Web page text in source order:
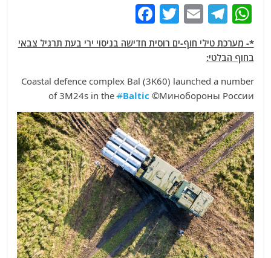
W
at
A
p
p
T
el
e
g
ra
m
E
ai
T
itt
er
c
e
b
o
o
k
*- מערכת טילי חוף-ים רוסית חדישה בניסוי ירי בעת תרגיל צבאי
בחוף הבלטי:
Coastal defence complex Bal (3K60) launched a number
of 3М24s in the#Baltic ©Минобороны России